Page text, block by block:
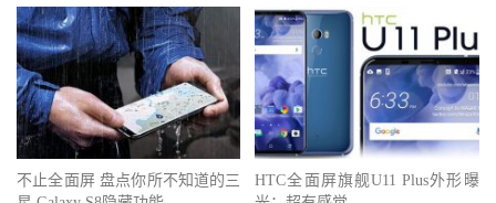
不止全面屏 盘点你所不知道的三
HTC全面屏旗舰U11 Plus外形曝